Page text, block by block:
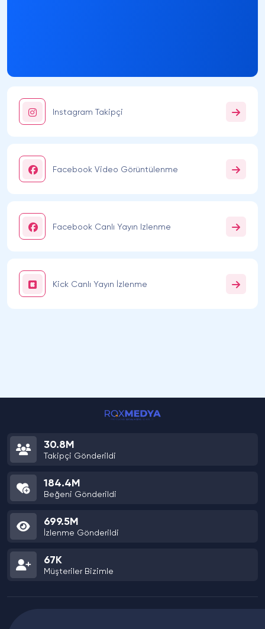
Instagram Takipçi
Facebook Video Görüntülenme
Facebook Canlı Yayın Izlenme
Kick Canlı Yayın İzlenme
30.8M
Takipçi Gönderildi
184.4M
Beğeni Gönderildi
699.5M
İzlenme Gönderildi
67K
Müşteriler Bizimle